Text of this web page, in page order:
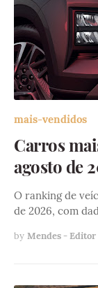
mais-vendidos
Carros
agosto de
O ranking de
de 2026, com
by Mendes - Editor